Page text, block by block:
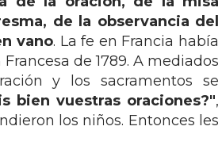
de la observancia del
vano. La fe en Francia había
de 1789. A mediados
y los sacramentos se
bien vuestras oraciones?",
los niños. Entonces les